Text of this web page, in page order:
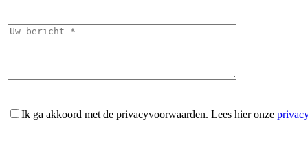
Ik ga akkoord met de privacyvoorwaarden. Lees hier onze